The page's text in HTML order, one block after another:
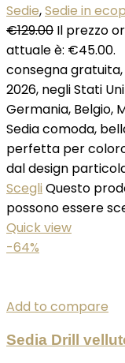
Sedie,Sedie in
€129.00 Il prezzo
attuale è: €45.00.
consegna gratuita,
2026, negli Stati
Germania, Belgio,
Sedia comoda,
perfetta per
dal design
Scegli Questo
possono essere
Quick view
-64%
Add to compare
Sedia Drill